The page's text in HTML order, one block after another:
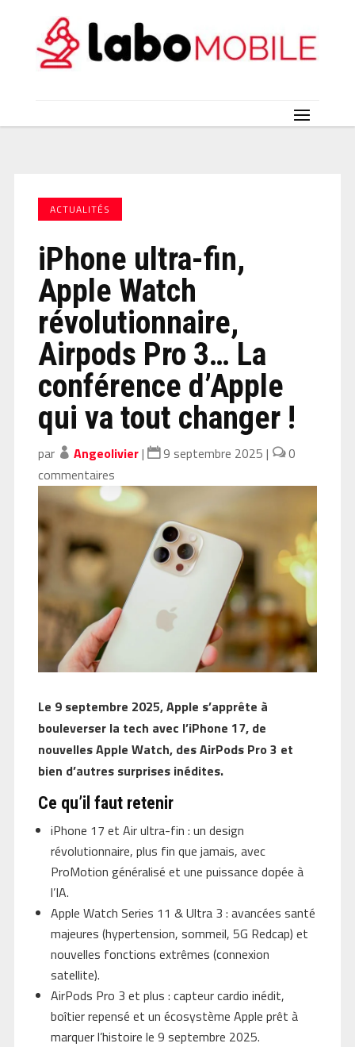
ACTUALITÉS
iPhone ultra-fin,
Apple Watch
révolutionnaire,
Airpods Pro 3… La
conférence d’Apple
qui va tout changer !
par Angeolivier| 9 septembre 2025 |
0
commentaires
Le 9 septembre 2025, Apple s’apprête à
bouleverser la tech avec l’iPhone 17, de
nouvelles Apple Watch, des AirPods Pro 3 et
bien d’autres surprises inédites.
Ce qu’il faut retenir
iPhone 17 et Air ultra-fin : un design
révolutionnaire, plus fin que jamais, avec
ProMotion généralisé et une puissance dopée à
l’IA.
Apple Watch Series 11 & Ultra 3 : avancées santé
majeures (hypertension, sommeil, 5G Redcap) et
nouvelles fonctions extrêmes (connexion
satellite).
AirPods Pro 3 et plus : capteur cardio inédit,
boîtier repensé et un écosystème Apple prêt à
marquer l’histoire le 9 septembre 2025.